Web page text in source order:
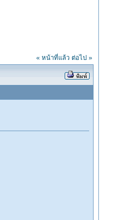
« หน้าที่แล้ว ต่อไป »